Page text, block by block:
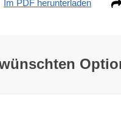
Im PDF herunterladen